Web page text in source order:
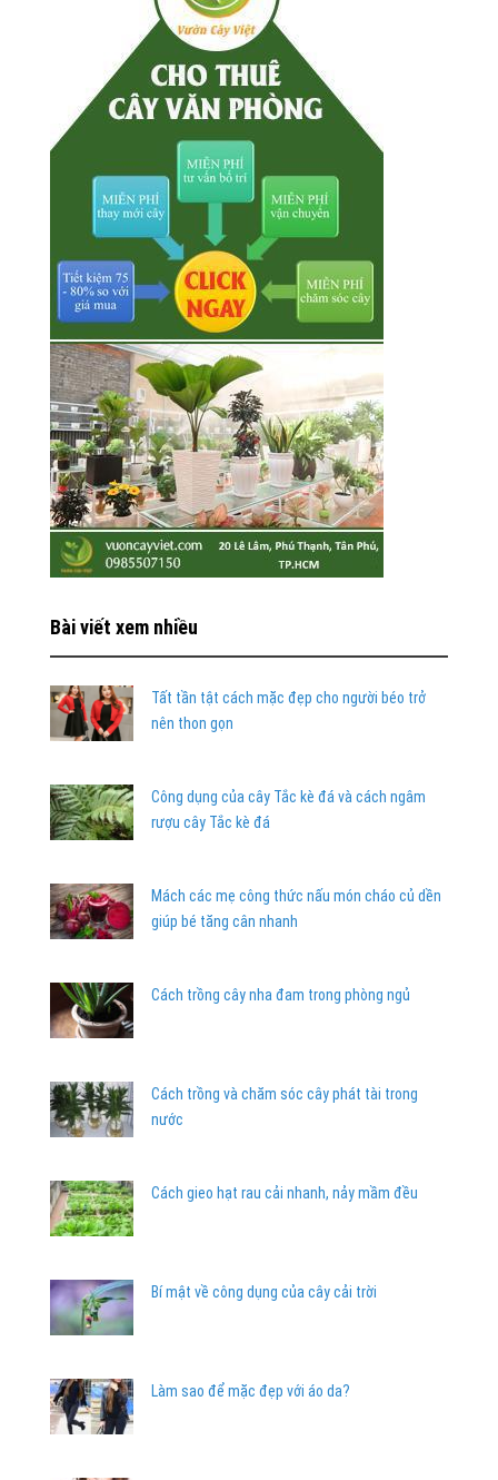
Bài viết xem nhiều
Tất tần tật cách mặc đẹp cho người béo trở
nên thon gọn
Công dụng của cây Tắc kè đá và cách ngâm
rượu cây Tắc kè đá
Mách các mẹ công thức nấu món cháo củ dền
giúp bé tăng cân nhanh
Cách trồng cây nha đam trong phòng ngủ
Cách trồng và chăm sóc cây phát tài trong
nước
Cách gieo hạt rau cải nhanh, nảy mầm đều
Bí mật về công dụng của cây cải trời
Làm sao để mặc đẹp với áo da?